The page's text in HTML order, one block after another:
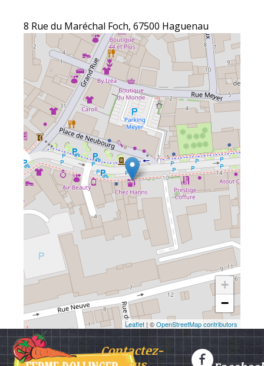
8 Rue du Maréchal Foch, 67500 Haguenau
+
−
Leaflet | ©OpenStreetMap contributors
Contactez-